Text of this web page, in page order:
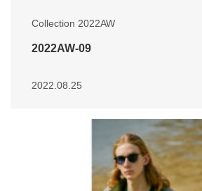
Collection 2022AW
2022AW-09
2022.08.25